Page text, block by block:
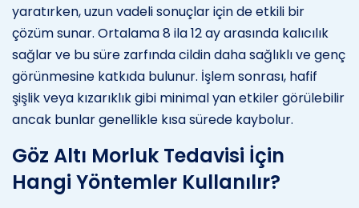
yaratırken, uzun vadeli sonuçlar için de etkili bir
çözüm sunar. Ortalama 8 ila 12 ay arasında kalıcılık
sağlar ve bu süre zarfında cildin daha sağlıklı ve genç
görünmesine katkıda bulunur. İşlem sonrası, hafif
şişlik veya kızarıklık gibi minimal yan etkiler görülebilir
ancak bunlar genellikle kısa sürede kaybolur.
Göz Altı Morluk Tedavisi İçin
Hangi Yöntemler Kullanılır?